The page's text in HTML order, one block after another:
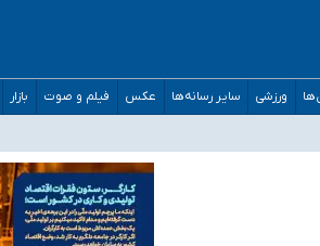
ورزشی سایر رسانه‌ها عکس فیلم و صوت بازار
نظامی دافوس آجا
در دبی متناسب با شرایط جدید تصمیم‌گیری می‌شود